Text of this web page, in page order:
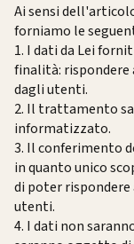
Ai sensi
forniamo le
1. I dati da Lei
finalità:
dagli utenti.
2. Il trattamento
informatizzato.
3. Il conferimento
in quanto unico
di poter
utenti.
4. I dati non